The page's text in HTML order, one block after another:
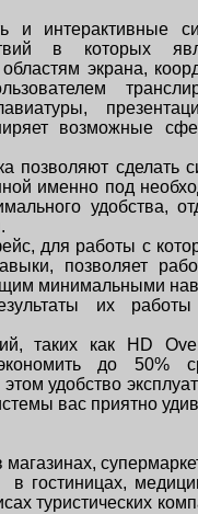
и интерактивные
в которых
экрана,
возможные
позволяют сделать
именно под
удобства,
для работы с
позволяет
минимальными
их работы
таких как HD
до 50%
удобство
вас приятно
в гостиницах,
туристических